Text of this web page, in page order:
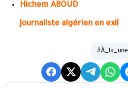
Hichem ABOUD
Journaliste algérien en exil
#À_la_une